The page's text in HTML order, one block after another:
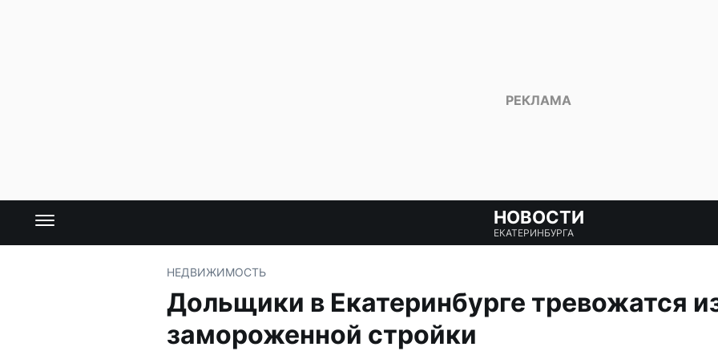
НОВОСТИ
ЕКАТЕРИНБУРГА
НЕДВИЖИМОСТЬ
Дольщики в Екатеринбурге тревожатся
замороженной стройки